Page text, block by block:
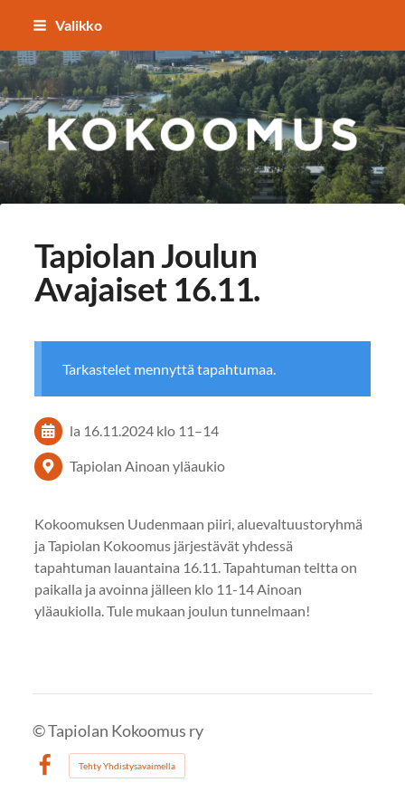
Siirry
sisältöön
Valikko
TAPIOLAN
Tapiolan Joulun
Avajaiset 16.11.
Tarkastelet mennyttä tapahtumaa.
la 16.11.2024 klo 11–14
Tapiolan Ainoan yläaukio
Kokoomuksen Uudenmaan piiri, aluevaltuustoryhmä
ja Tapiolan Kokoomus järjestävät yhdessä
tapahtuman lauantaina 16.11. Tapahtuman teltta on
paikalla ja avoinna jälleen klo 11-14 Ainoan
yläaukiolla. Tule mukaan joulun tunnelmaan!
©Tapiolan Kokoomus ry
Facebook
Tehty Yhdistysavaimella